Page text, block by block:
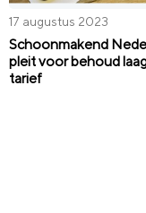
17 augustus 2023
Schoonmakend
pleit voor behoud
tarief